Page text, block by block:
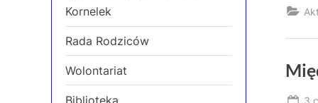
Kornelek
Rada Rodziców
Wolontariat
Biblioteka